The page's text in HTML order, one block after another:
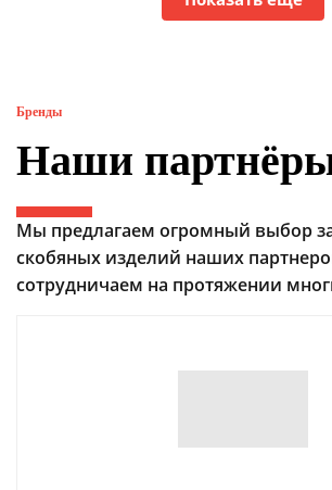
Бренды
Наши
Мы предлагаем огромный выбор
скобяных изделий наших
сотрудничаем на протяжении